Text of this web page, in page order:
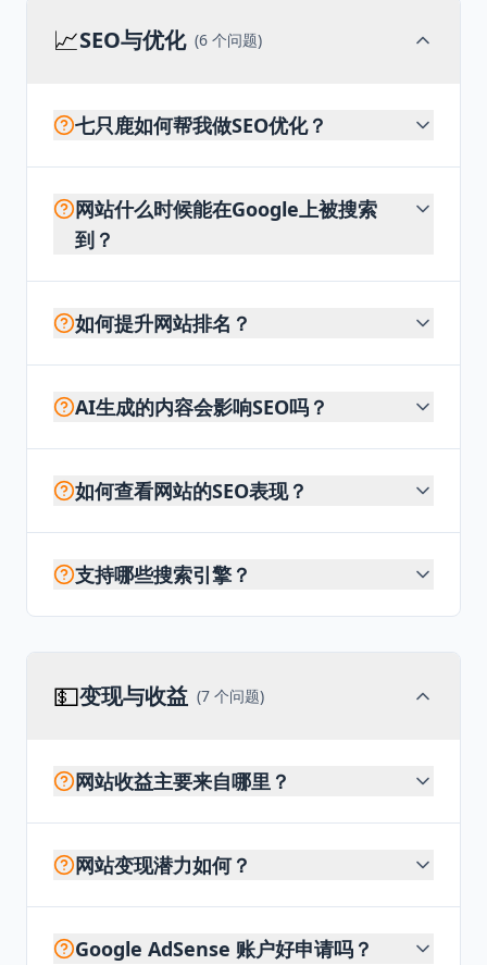
📈SEO与优化 (6 个问题)
七只鹿如何帮我做SEO优化？
网站什么时候能在Google上被搜索
到？
如何提升网站排名？
AI生成的内容会影响SEO吗？
如何查看网站的SEO表现？
支持哪些搜索引擎？
💵变现与收益 (7 个问题)
网站收益主要来自哪里？
网站变现潜力如何？
Google AdSense 账户好申请吗？